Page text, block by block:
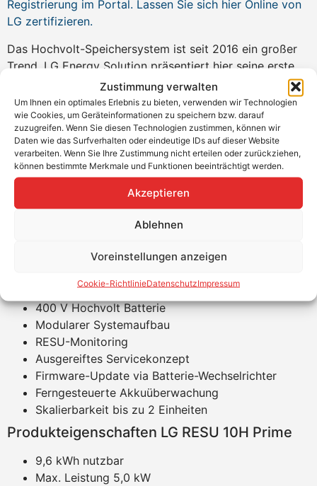
Zustimmung verwalten
Um Ihnen ein optimales Erlebnis zu bieten, verwenden wir Technologien
wie Cookies, um Geräteinformationen zu speichern bzw. darauf
zuzugreifen. Wenn Sie diesen Technologien zustimmen, können wir
Daten wie das Surfverhalten oder eindeutige IDs auf dieser Website
verarbeiten. Wenn Sie Ihre Zustimmung nicht erteilen oder zurückziehen,
können bestimmte Merkmale und Funktionen beeinträchtigt werden.
Akzeptieren
Ablehnen
Voreinstellungen anzeigen
Cookie-RichtlinieDatenschutzImpressum
Registrierung im Portal. Lassen Sie sich hier Online von
LG zertifizieren.
Das Hochvolt-Speichersystem ist seit 2016 ein großer
Trend. LG Energy Solution präsentiert hier seine erste
Hochvolt-Batterie und landet damit einen Volltreffer.
Eine neu entwickelte Batteriezelle ermöglicht eine
besonders hohe Energiedichte und kompakte
Abmessungen der neuen LG RESU Hochvolt Serie.
Durch die Parallelverschaltung addiert sich auch die
Leistung, das macht bei 2 x 10H eine Leistung von 10
kW und eine Kapazität von 19,2 kWh. Gerade für
Einfamilienhäuser reicht diese Kapazität gut aus, um den
Eigenverbrauch hoch zu halten. Der Wirkungsgrad liegt
RS485 und CAN.
Produktvorteile
400 V Hochvolt Batterie
Modularer Systemaufbau
RESU-Monitoring
Ausgereiftes Servicekonzept
Firmware-Update via Batterie-Wechselrichter
Ferngesteuerte Akkuüberwachung
Skalierbarkeit bis zu 2 Einheiten
Produkteigenschaften LG RESU 10H Prime
9,6 kWh nutzbar
Max. Leistung 5,0 kW